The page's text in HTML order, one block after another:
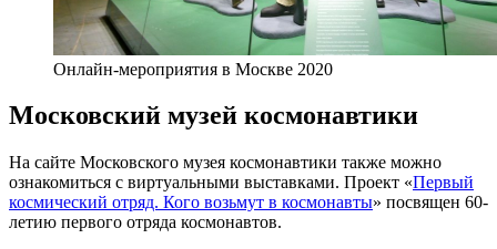
Онлайн-мероприятия в Москве 2020
Московский музей космонавтики
На сайте Московского музея космонавтики также можно
ознакомиться с виртуальными выставками. Проект «Первый
космический отряд. Кого возьмут в космонавты» посвящен 60-
летию первого отряда космонавтов.